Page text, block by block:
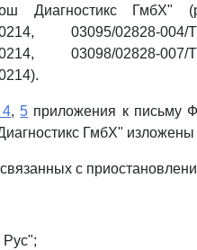
Диагностикс ГмбХ"
03095/02828-
03098/02828-
4, 5 приложения к письму
ГмбХ"
с